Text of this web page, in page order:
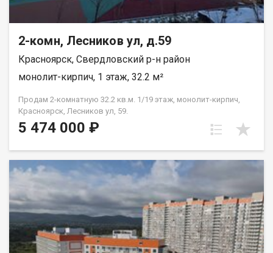
2-комн, Лесников ул, д.59
Красноярск, Свердловский р-н район
монолит-кирпич, 1 этаж, 32.2 м²
Продам 2-комнатную 32.2 кв.м. 1/19 этаж, монолит-кирпич,
Красноярск, Лесников ул, 59.
5 474 000 ₽